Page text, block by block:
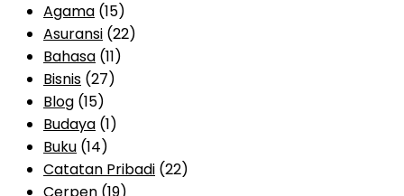
Agama (15)
Asuransi (22)
Bahasa (11)
Bisnis (27)
Blog (15)
Budaya (1)
Buku (14)
Catatan Pribadi (22)